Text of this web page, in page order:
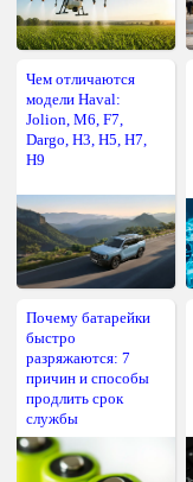
Чем отличаются
модели Haval:
Jolion, M6, F7,
Dargo, H3, H5, H7,
H9
Почему батарейки
быстро
разряжаются: 7
причин и способы
продлить срок
службы